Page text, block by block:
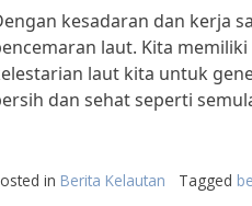
kesadaran dan kerja
laut. Kita
laut kita untuk
dan sehat seperti
in Berita Kelautan Tagged